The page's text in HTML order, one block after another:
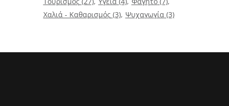
Χαλιά - Καθαρισμός(3) Ψυχαγωγία (3)